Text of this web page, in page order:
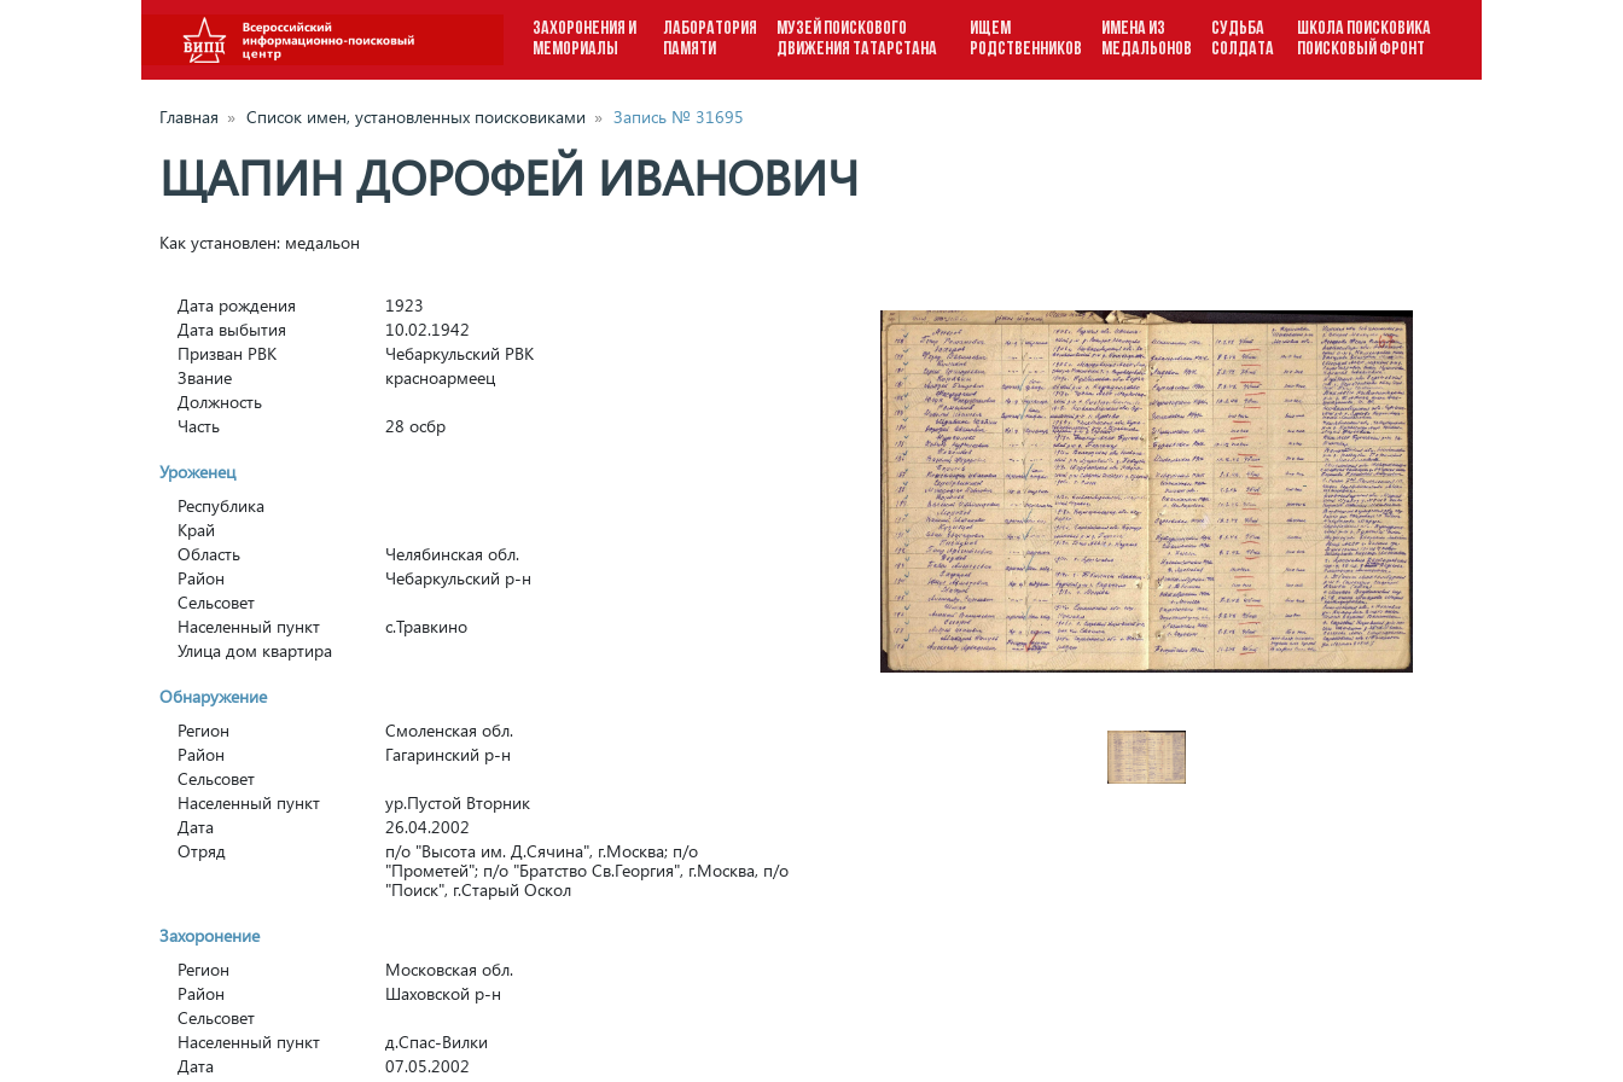
ЗАХОРОНЕНИЯ И
МЕМОРИАЛЫ
ЛАБОРАТОРИЯ
ПАМЯТИ
МУЗЕЙ ПОИСКОВОГО
ДВИЖЕНИЯ ТАТАРСТАНА
ИЩЕМ
РОДСТВЕННИКОВ
ИМЕНА ИЗ
МЕДАЛЬОНОВ
СУДЬБА
СОЛДАТА
ШКОЛА ПОИСКОВИКА
ПОИСКОВЫЙ ФРОНТ
Главная » Список имен, установленных поисковиками » Запись № 31695
ЩАПИН ДОРОФЕЙ ИВАНОВИЧ
Как установлен: медальон
Дата рождения
1923
Дата выбытия
10.02.1942
Призван РВК
Чебаркульский РВК
Звание
красноармеец
Должность
Часть
28 осбр
Уроженец
Республика
Край
Область
Челябинская обл.
Район
Чебаркульский р-н
Сельсовет
Населенный пункт
с.Травкино
Улица дом квартира
Обнаружение
Регион
Смоленская обл.
Район
Гагаринский р-н
Сельсовет
Населенный пункт
ур.Пустой Вторник
Дата
26.04.2002
Отряд
п/о "Высота им. Д.Сячина", г.Москва; п/о
"Прометей"; п/о "Братство Св.Георгия", г.Москва, п/о
"Поиск", г.Старый Оскол
Захоронение
Регион
Московская обл.
Район
Шаховской р-н
Сельсовет
Населенный пункт
д.Спас-Вилки
Дата
07.05.2002